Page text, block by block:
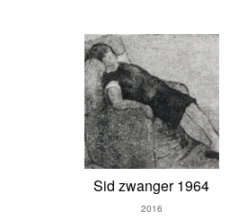
Sid zwanger 1964
2016